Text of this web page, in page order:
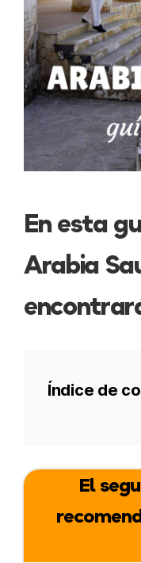
En esta
Arabia
Índice de
Seguro de
Mejor
El